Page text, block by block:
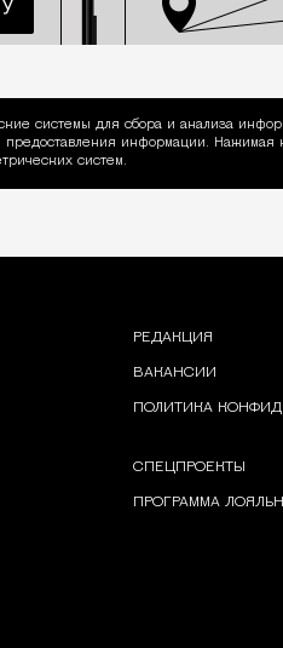
системы для сбора и анализа
информации. Нажимая
систем.
РЕДАКЦИЯ
ВАКАНСИИ
ПОЛИТИКА
СПЕЦПРОЕКТЫ
ПРОГРАММА